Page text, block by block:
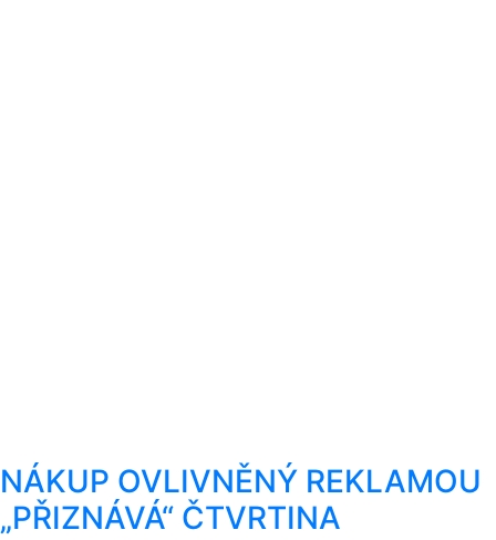
NÁKUP OVLIVNĚNÝ REKLAMOU
„PŘIZNÁVÁ“ ČTVRTINA